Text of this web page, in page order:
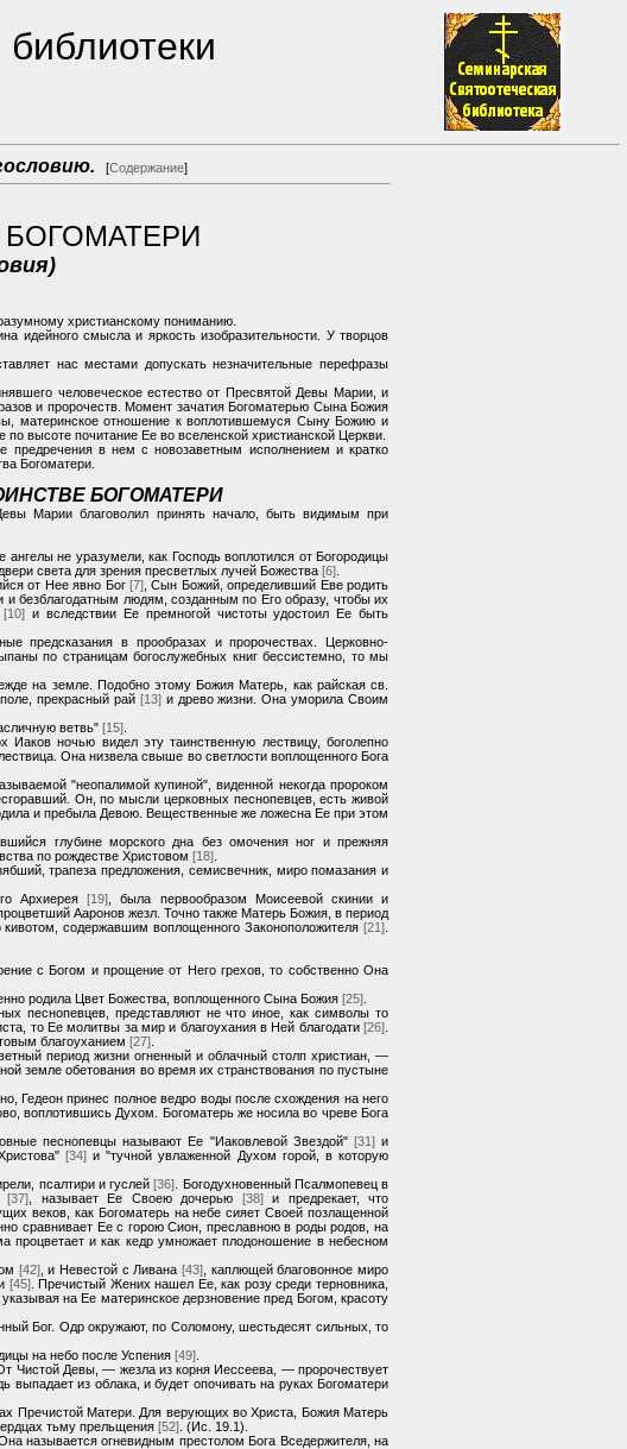
[Содержание]
христианскому пониманию.
идейного смысла и яркость изобразительности. У творцов
нас местами допускать незначительные перефразы
человеческое естество от Пресвятой Девы Марии, и
и пророчеств. Момент зачатия Богоматерью Сына Божия
материнское отношение к воплотившемуся Сыну Божию и
высоте почитание Ее во вселенской христианской Церкви.
предречения в нем с новозаветным исполнением и кратко
Богоматери.
БОГОМАТЕРИ
Марии благоволил принять начало, быть видимым при
ангелы не уразумели, как Господь воплотился от Богородицы
света для зрения пресветлых лучей Божества [6]
от Нее явно Бог [7] , Сын Божий, определивший Еве родить
безблагодатным людям, созданным по Его образу, чтобы их
[10] и вследствии Ее премногой чистоты удостоил Ее быть
предсказания в прообразах и пророчествах. Церковно-
по страницам богослужебных книг бессистемно, то мы
на земле. Подобно этому Божия Матерь, как райская св.
прекрасный рай [13]и древо жизни. Она уморила Своим
ветвь" [15]
ночью видел эту таинственную лествицу, боголепно
Она низвела свыше во светлости воплощенного Бога
"неопалимой купиной", виденной некогда пророком
Он, по мысли церковных песнопевцев, есть живой
и пребыла Девою. Вещественные же ложесна Ее при этом
глубине морского дна без омочения ног и прежняя
по рождестве Христовом [18]
трапеза предложения, семисвечник, миро помазания и
Архиерея[19] , была первообразом Моисеевой скинии и
Ааронов жезл. Точно также Матерь Божия, в период
содержавшим воплощенного Законоположителя [21]
с Богом и прощение от Него грехов, то собственно Она
родила Цвет Божества, воплощенного Сына Божия [25]
песнопевцев, представляют не что иное, как символы то
то Ее молитвы за мир и благоухания в Ней благодати [26]
благоуханием [27]
период жизни огненный и облачный столп христиан, —
земле обетования во время их странствования по пустыне
Гедеон принес полное ведро воды после схождения на него
воплотившись Духом. Богоматерь же носила во чреве Бога
песнопевцы называют Ее "Иаковлевой Звездой" [31]и
[34] и "тучной увлаженной Духом горой, в которую
псалтири и гуслей[36] . Богодухновенный Псалмопевец в
[37] , называет Ее Своею дочерью [38]и предрекает, что
веков, как Богоматерь на небе сияет Своей позлащенной
сравнивает Ее с горою Сион, преславною в роды родов, на
и как кедр умножает плодоношение в небесном
[42], и Невестой с Ливана[43] , каплющей благовонное миро
[45]. Пречистый Жених нашел Ее, как розу среди терновника,
на Ее материнское дерзновение пред Богом, красоту
Бог. Одр окружают, по Соломону, шестьдесят сильных, то
на небо после Успения [49]
От Чистой Девы, — жезла из корня Иессеева, — пророчествует
из облака, и будет опочивать на руках Богоматери
Пречистой Матери. Для верующих во Христа, Божия Матерь
тьму прельщения [52] . (Ис. 19.1).
называется огневидным престолом Бога Вседержителя, на